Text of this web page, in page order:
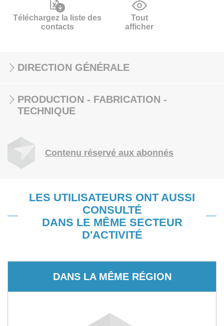
Téléchargez la liste des
contacts
Tout
afficher
DIRECTION GÉNÉRALE
PRODUCTION - FABRICATION -
TECHNIQUE
Contenu réservé aux abonnés
LES UTILISATEURS ONT AUSSI
CONSULTÉ
DANS LE MÊME SECTEUR
D'ACTIVITÉ
DANS LA MÊME RÉGION